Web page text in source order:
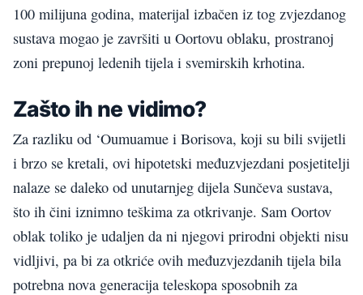
100 milijuna godina, materijal izbačen iz tog zvjezdanog
sustava mogao je završiti u Oortovu oblaku, prostranoj
zoni prepunoj ledenih tijela i svemirskih krhotina.
Zašto ih ne vidimo?
Za razliku od ‘Oumuamue i Borisova, koji su bili svijetli
i brzo se kretali, ovi hipotetski međuzvjezdani posjetitelji
nalaze se daleko od unutarnjeg dijela Sunčeva sustava,
što ih čini iznimno teškima za otkrivanje. Sam Oortov
oblak toliko je udaljen da ni njegovi prirodni objekti nisu
vidljivi, pa bi za otkriće ovih međuzvjezdanih tijela bila
potrebna nova generacija teleskopa sposobnih za